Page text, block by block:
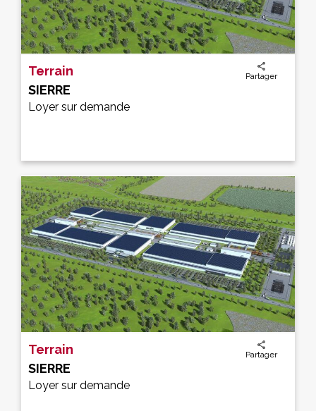
Partager
Terrain
SIERRE
Loyer sur demande
Partager
Terrain
SIERRE
Loyer sur demande